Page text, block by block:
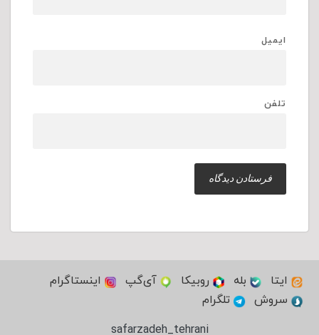
ایمیل
تلفن
ایتا بله روبیکا آی‌گپ
اینستاگرام
سروش
تلگرام
safarzadeh_tehrani